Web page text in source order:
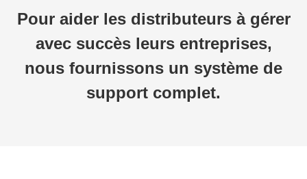
Pour aider les distributeurs à gérer
avec succès leurs entreprises,
nous fournissons un système de
support complet.